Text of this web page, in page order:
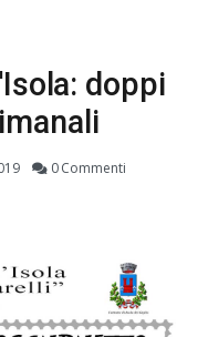
doppi
0 Commenti